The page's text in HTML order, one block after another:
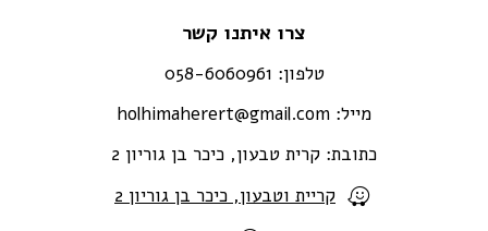
צרו איתנו קשר
טלפון: 058-6060961
מייל: holhimaherert@gmail.com
כתובת: קרית טבעון, כיכר בן גוריון 2
קריית וטבעון, כיכר בן גוריון 2